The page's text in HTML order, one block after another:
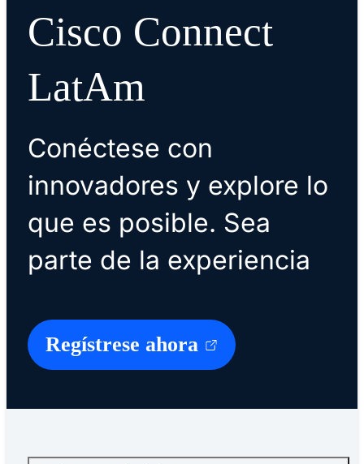
Cisco Connect
LatAm
Conéctese con
innovadores y explore lo
que es posible. Sea
parte de la experiencia
Regístrese ahora